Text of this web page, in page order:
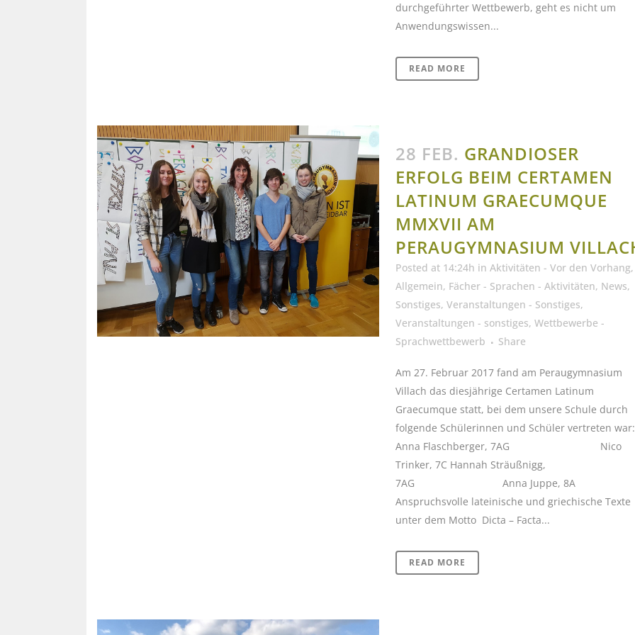
durchgeführter Wettbewerb, geht es nicht um
Anwendungswissen...
READ MORE
28 FEB. GRANDIOSER
ERFOLG BEIM CERTAMEN
LATINUM GRAECUMQUE
MMXVII AM
PERAUGYMNASIUM
Posted at 14:24h in Aktivitäten - Vor den Vorhang,
Allgemein, Fächer - Sprachen - Aktivitäten, News,
Sonstiges, Veranstaltungen - Sonstiges,
Veranstaltungen - sonstiges, Wettbewerbe -
Sprachwettbewerb
Share
Am 27. Februar 2017 fand am Peraugymnasium
Villach das diesjährige Certamen Latinum
Graecumque statt, bei dem unsere Schule durch
folgende Schülerinnen und Schüler vertreten war:
Anna Flaschberger, 7AG Nico
Trinker, 7C Hannah Sträußnigg,
7AG Anna Juppe, 8A
Anspruchsvolle lateinische und griechische Texte
unter dem Motto Dicta – Facta...
READ MORE